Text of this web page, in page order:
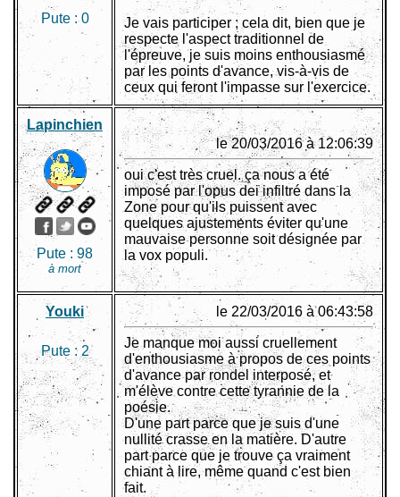
Pute :0
Je vais participer ; cela dit, bien que je
respecte l'aspect traditionnel de
l'épreuve, je suis moins enthousiasmé
par les points d'avance, vis-à-vis de
ceux qui feront l'impasse sur l'exercice.
Lapinchien
Pute : 98
à mort
le 20/03/2016 à 12:06:39
oui c'est très cruel. ça nous a été
imposé par l'opus dei infiltré dans la
Zone pour qu'ils puissent avec
quelques ajustements éviter qu'une
mauvaise personne soit désignée par
la vox populi.
Youki
Pute : 2
le 22/03/2016 à 06:43:58
Je manque moi aussi cruellement
d'enthousiasme à propos de ces points
d'avance par rondel interposé, et
m'élève contre cette tyrannie de la
poésie.
D'une part parce que je suis d'une
nullité crasse en la matière. D'autre
part parce que je trouve ça vraiment
chiant à lire, même quand c'est bien
fait.